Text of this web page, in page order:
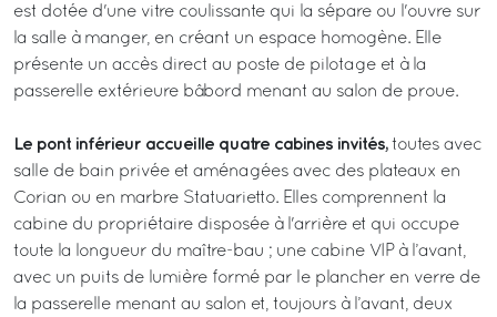
est dotée d'une vitre coulissante qui la sépare ou l'ouvre sur
la salle à manger, en créant un espace homogène. Elle
présente un accès direct au poste de pilotage et à la
passerelle extérieure bâbord menant au salon de proue.
Le pont inférieur accueille quatre cabines invités, toutes avec
salle de bain privée et aménagées avec des plateaux en
Corian ou en marbre Statuarietto. Elles comprennent la
cabine du propriétaire disposée à l'arrière et qui occupe
toute la longueur du maître-bau ; une cabine VIP à l’avant,
avec un puits de lumière formé par le plancher en verre de
la passerelle menant au salon et, toujours à l’avant, deux